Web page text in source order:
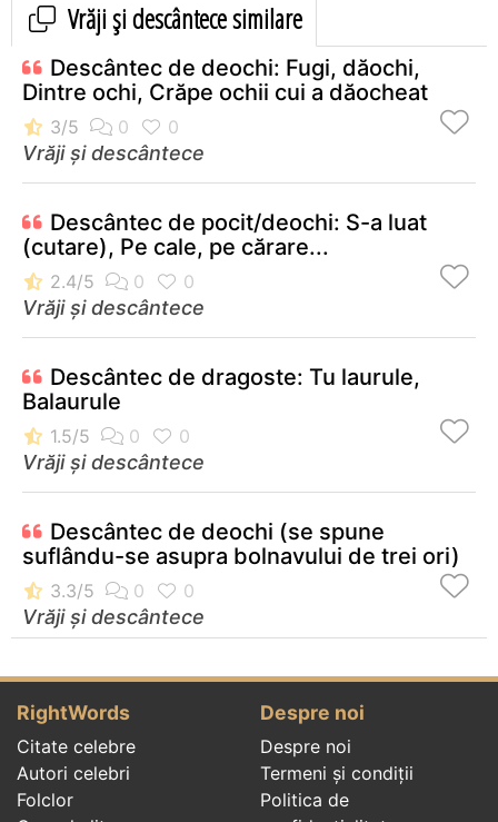
Vrăji și descântece similare
Descântec de deochi: Fugi, dăochi,
Dintre ochi, Crăpe ochii cui a dăocheat
Vrăji și descântece
Descântec de pocit/deochi: S-a luat
(cutare), Pe cale, pe cărare...
Vrăji și descântece
Descântec de dragoste: Tu laurule,
Balaurule
Vrăji și descântece
Descântec de deochi (se spune
suflându-se asupra bolnavului de trei ori)
Vrăji și descântece
RightWords
Citate celebre
Autori celebri
Folclor
Despre noi
Despre noi
Termeni și condiții
Politica de